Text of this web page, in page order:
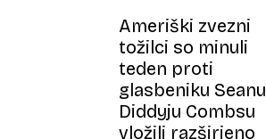
Ameriški zvezni
tožilci so minuli
teden proti
glasbeniku Seanu
Diddyju Combsu
vložili razširjeno